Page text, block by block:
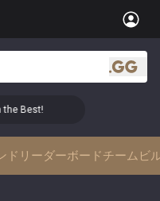
.gg
ド リーダーボードチームビ